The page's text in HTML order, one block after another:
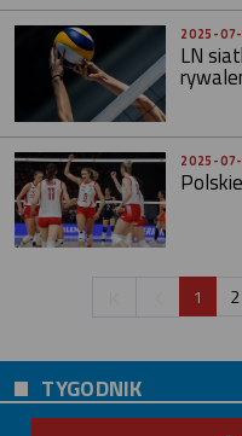
2025-
LN
2025-
1 2
TYGODNIK